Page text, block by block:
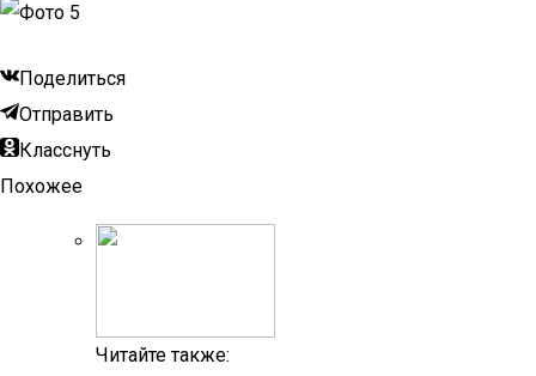
Поделиться
Отправить
Класснуть
Похожее
Читайте также: